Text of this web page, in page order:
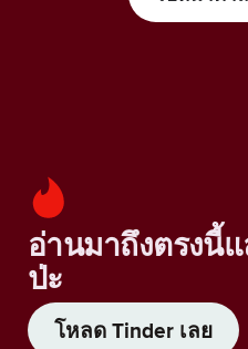
อ่านมาถึงตรงนี้
ป่ะ
โหลด Tinder เลย